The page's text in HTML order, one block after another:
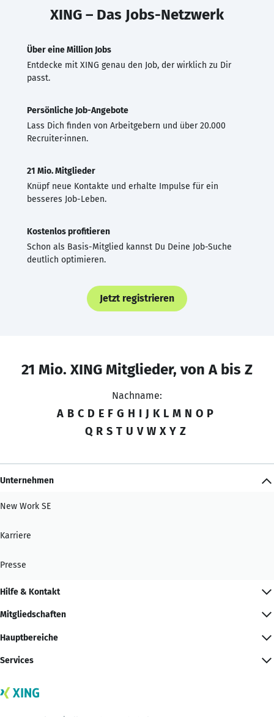
XING – Das Jobs-Netzwerk
Über eine Million Jobs
Entdecke mit XING genau den Job, der wirklich zu Dir
passt.
Persönliche Job-Angebote
Lass Dich finden von Arbeitgebern und über 20.000
Recruiter·innen.
21 Mio. Mitglieder
Knüpf neue Kontakte und erhalte Impulse für ein
besseres Job-Leben.
Kostenlos profitieren
Schon als Basis-Mitglied kannst Du Deine Job-Suche
deutlich optimieren.
Jetzt registrieren
21 Mio. XING Mitglieder, von A bis Z
Nachname:
A B C D E F G H I J K L M N O P
Q R S T U V W X Y Z
Unternehmen
New Work SE
Karriere
Presse
Hilfe & Kontakt
Mitgliedschaften
Hauptbereiche
Services